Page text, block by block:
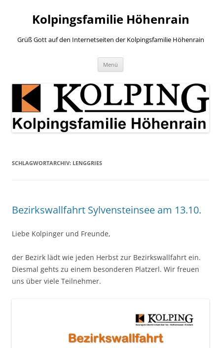
springenKolpingsfamilie Höhenrain
Grüß Gott auf den Internetseiten der Kolpingsfamilie Höhenrain
Menü
SCHLAGWORTARCHIV: LENGGRIES
Bezirkswallfahrt Sylvensteinsee am 13.10.
Liebe Kolpinger und Freunde,
der Bezirk lädt wie jeden Herbst zur Bezirkswallfahrt ein.
Diesmal gehts zu einem besonderen Platzerl. Wir freuen
uns über viele Teilnehmer.